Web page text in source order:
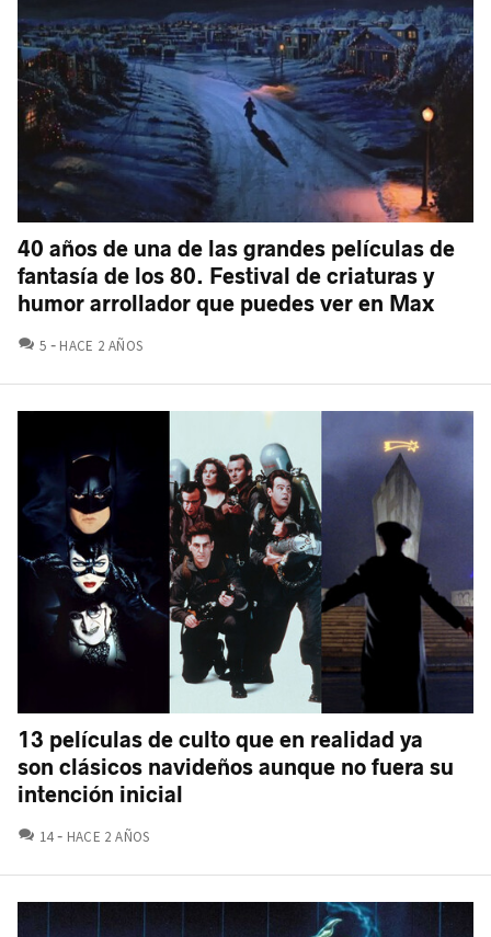
40 años de una de las grandes películas de
fantasía de los 80. Festival de criaturas y
humor arrollador que puedes ver en Max
5 COMENTARIOS
HACE 2 AÑOS
13 películas de culto que en realidad ya
son clásicos navideños aunque no fuera su
intención inicial
14 COMENTARIOS
HACE 2 AÑOS